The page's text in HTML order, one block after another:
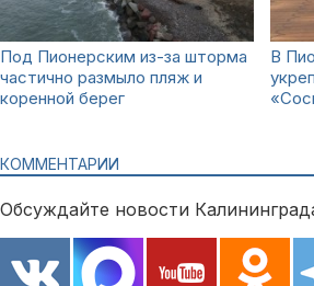
Под Пионерским из-за шторма
частично размыло пляж и
коренной берег
В
КОММЕНТАРИИ
Обсуждайте новости